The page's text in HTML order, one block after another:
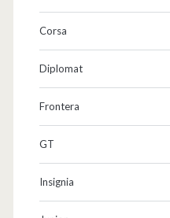
Corsa
Diplomat
Frontera
GT
Insignia